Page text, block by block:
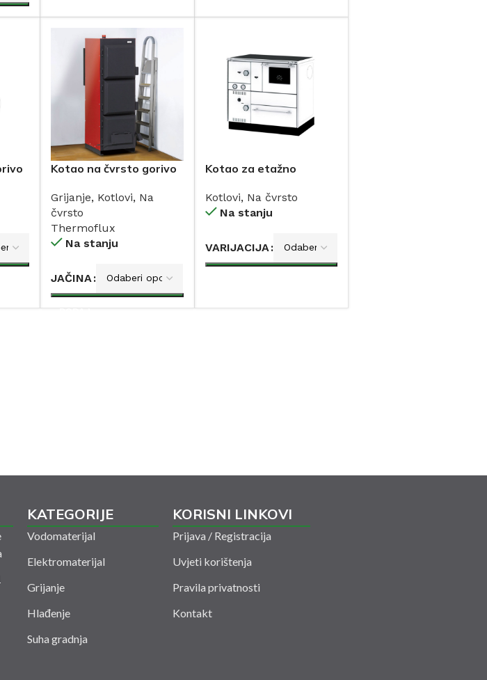
Kotao na čvrsto gorivo
kW
Grijanje, Kotlovi, Na
čvrsto
Thermoflux
Na stanju
JAČINA
DODAJ
Kotao za etažno
ALFA PLAM
Kotlovi, Na čvrsto
Na stanju
VARIJACIJA
KATEGORIJE
Vodomaterijal
Elektromaterijal
Grijanje
Hlađenje
Suha gradnja
KORISNI LINKOVI
Prijava / Registracija
Uvjeti korištenja
Pravila privatnosti
Kontakt